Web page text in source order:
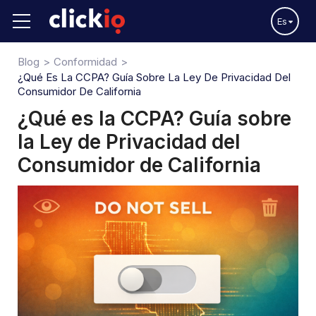
Es
Blog
Conformidad
¿Qué Es La CCPA? Guía Sobre La Ley De Privacidad Del
Consumidor De California
¿Qué es la CCPA? Guía sobre
la Ley de Privacidad del
Consumidor de California